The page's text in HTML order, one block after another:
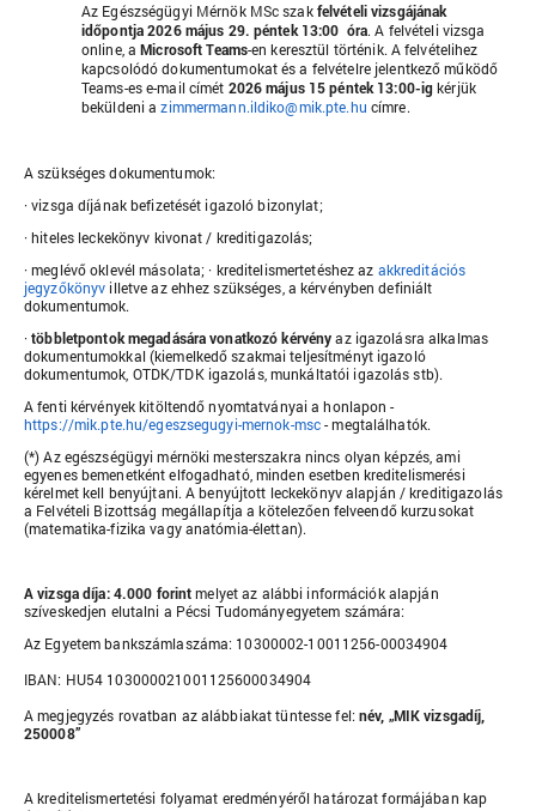
Az Egészségügyi Mérnök MSc szak felvételi vizsgájának
időpontja2026 május 29. péntek 13:00 óra. A felvételi vizsga
online, aMicrosoft Teams-en keresztül történik. A felvételihez
kapcsolódó dokumentumokat és a felvételre jelentkező működő
Teams-es e-mail címét 2026 május 15 péntek 13:00-ig kérjük
beküldeni azimmermann.ildiko@mik.pte.hu címre.
A szükséges dokumentumok:
· vizsga díjának befizetését igazoló bizonylat;
· hiteles leckekönyv kivonat / kreditigazolás;
· meglévő oklevél másolata; · kreditelismertetéshez az akkreditációs
jegyzőkönyv illetve az ehhez szükséges, a kérvényben definiált
dokumentumok.
·többletpontok megadására vonatkozó kérvényaz igazolásra alkalmas
dokumentumokkal (kiemelkedő szakmai teljesítményt igazoló
dokumentumok, OTDK/TDK igazolás, munkáltatói igazolás stb).
A fenti kérvények kitöltendő nyomtatványai a honlapon -
https://mik.pte.hu/egeszsegugyi-mernok-msc- megtalálhatók.
(*) Az egészségügyi mérnöki mesterszakra nincs olyan képzés, ami
egyenes bemenetként elfogadható, minden esetben kreditelismerési
kérelmet kell benyújtani. A benyújtott leckekönyv alapján / kreditigazolás
a Felvételi Bizottság megállapítja a kötelezően felveendő kurzusokat
(matematika-fizika vagy anatómia-élettan).
A vizsga díja: 4.000 forintmelyet az alábbi információk alapján
szíveskedjen elutalni a Pécsi Tudományegyetem számára:
Az Egyetem bankszámlaszáma: 10300002-10011256-00034904
IBAN: HU54 103000021001125600034904
A megjegyzés rovatban az alábbiakat tüntesse fel: név, „MIK vizsgadíj,
250008”
A kreditelismertetési folyamat eredményéről határozat formájában kap